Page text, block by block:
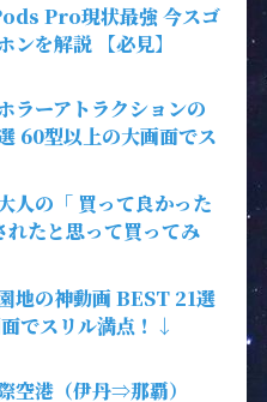
Pro現状最強 今スゴ
ンを解説 【必見】
ラーアトラクションの
60型以上の大画面でス
人の「 買って良かった
たと思って買ってみ
地の神動画 BEST 21選
でスリル満点！↓
空港（伊丹⇒那覇）